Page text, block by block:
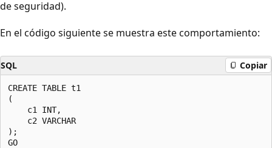
de seguridad).
En el código siguiente se muestra este comportamiento:
SQL Copiar
CREATE TABLE t1
(
    c1 INT,
    c2 VARCHAR
);
GO